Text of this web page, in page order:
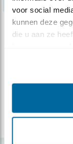
voor social
kunnen deze
die u aan ze
Nieuws
lees meer